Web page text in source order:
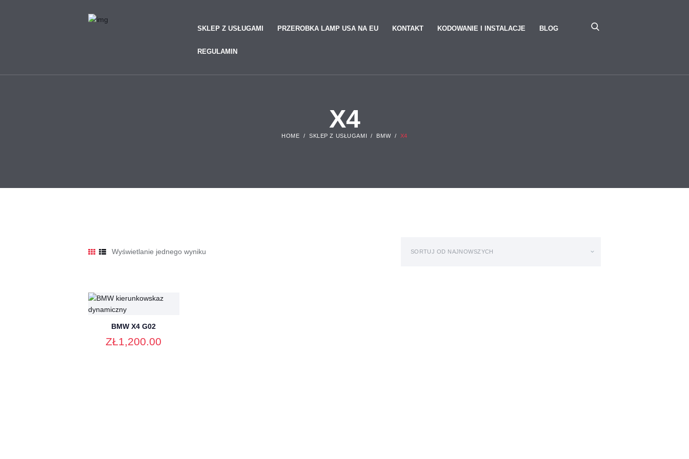
SKLEP Z USŁUGAMI PRZEROBKA LAMP USA NA EU KONTAKT KODOWANIE I INSTALACJE BLOG
REGULAMIN
X4
HOME SKLEP Z USŁUGAMI BMW X4
Wyświetlanie jednego wyniku
BMW X4 G02
ZŁ1,200.00